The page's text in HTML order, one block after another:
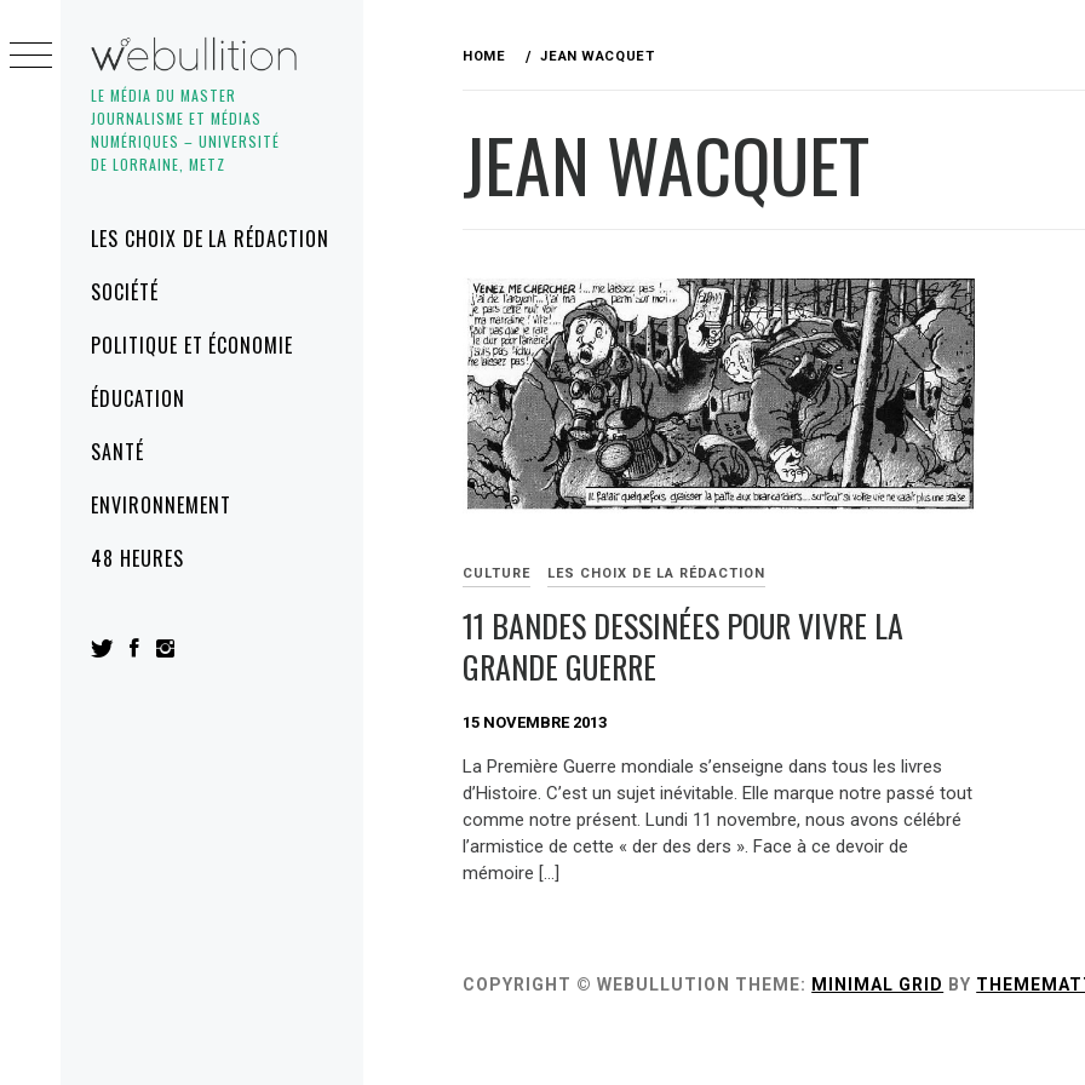
LE MÉDIA DU MASTER
JOURNALISME ET MÉDIAS
NUMÉRIQUES – UNIVERSITÉ
DE LORRAINE, METZ
MenuLES CHOIX DE LA RÉDACTION
SOCIÉTÉ
POLITIQUE ET ÉCONOMIE
ÉDUCATION
SANTÉ
ENVIRONNEMENT
48 HEURES
to
content
HOME JEAN WACQUET
JEAN WACQUET
CULTURE LES CHOIX DE LA RÉDACTION
11 BANDES DESSINÉES POUR VIVRE LA
GRANDE GUERRE
15 NOVEMBRE 2013
La Première Guerre mondiale s’enseigne dans tous les livres
d’Histoire. C’est un sujet inévitable. Elle marque notre passé tout
comme notre présent. Lundi 11 novembre, nous avons célébré
l’armistice de cette « der des ders ». Face à ce devoir de
mémoire […]
COPYRIGHT © WEBULLUTION THEME: MINIMAL GRID BY